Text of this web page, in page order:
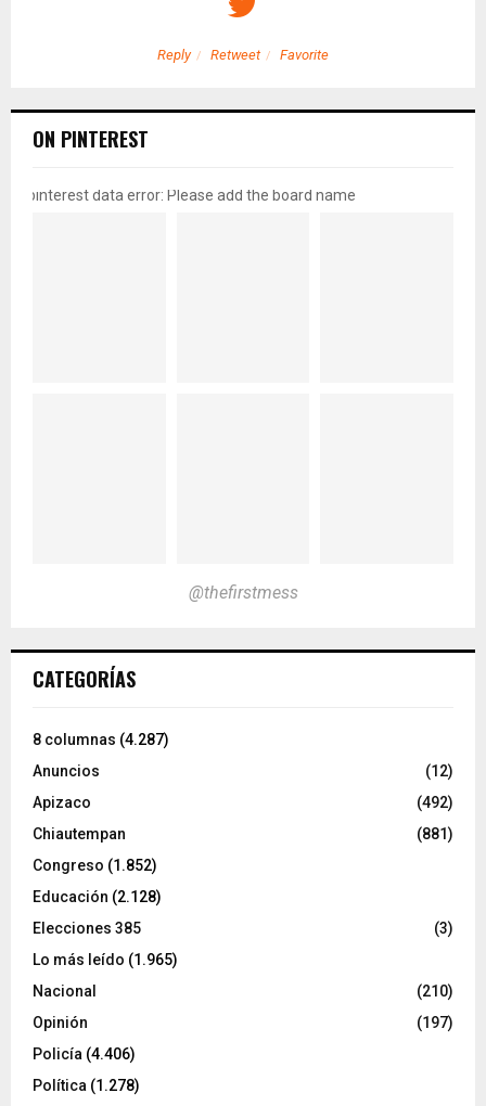
Reply Retweet Favorite
ON PINTEREST
pinterest data error: Please add the board name
@thefirstmess
CATEGORÍAS
8 columnas (4.287)
Anuncios
(12)
Apizaco
(492)
Chiautempan
(881)
Congreso (1.852)
Educación (2.128)
Elecciones 385
(3)
Lo más leído (1.965)
Nacional
(210)
Opinión
(197)
Policía (4.406)
Política (1.278)